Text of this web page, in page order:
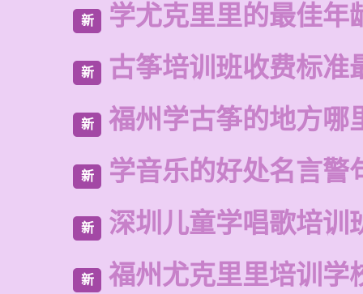
新 学尤克里里的最佳年
新 古筝培训班收费标准
新 福州学古筝的地方哪
新 学音乐的好处名言警
新 深圳儿童学唱歌培训
新 福州尤克里里培训学